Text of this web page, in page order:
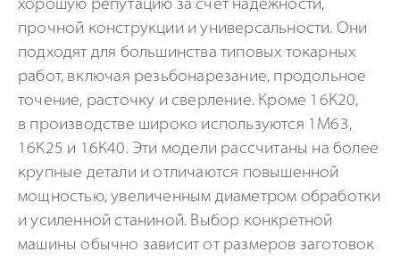
хорошую репутацию за счёт надёжности,
прочной конструкции и универсальности. Они
подходят для большинства типовых токарных
работ, включая резьбонарезание, продольное
точение, расточку и сверление. Кроме 16К20,
в производстве широко используются 1М63,
16К25 и 16К40. Эти модели рассчитаны на более
крупные детали и отличаются повышенной
мощностью, увеличенным диаметром обработки
и усиленной станиной. Выбор конкретной
машины обычно зависит от размеров заготовок